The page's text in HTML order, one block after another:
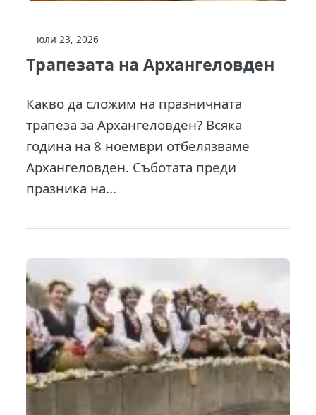
юли 23, 2026
Трапезата на Архангеловден
Какво да сложим на празничната
трапеза за Архангеловден? Всяка
година на 8 ноември отбелязваме
Архангеловден. Съботата преди
празника на...